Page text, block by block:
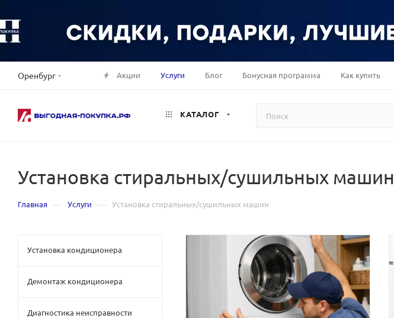
Оренбург Акции Услуги Блог Бонусная программа Как купить
КАТАЛОГ
Установка стиральных/сушильных машин
Главная — Услуги — Установка стиральных/сушильных машин
Установка кондиционера
Демонтаж кондиционера
Диагностика неисправности